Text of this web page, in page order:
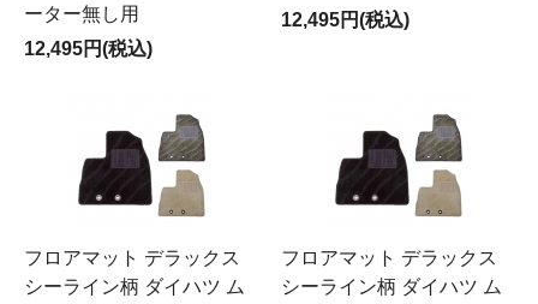
ーター無し用
12,495円(税込)
12,495円(税込)
フロアマット デラックス
シーライン柄 ダイハツ ム
フロアマット デラックス
シーライン柄 ダイハツ ム